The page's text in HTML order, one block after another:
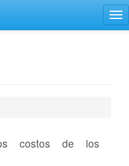
costos de los